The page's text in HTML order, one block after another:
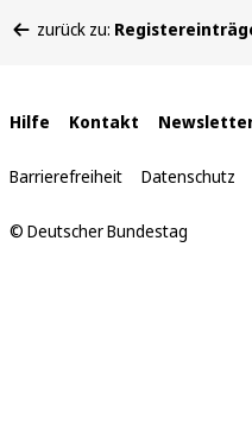
befinden
zurück zu:
Interne
Links
Hilfe Kontakt
Barrierefreiheit Datenschutz
© Deutscher Bundestag